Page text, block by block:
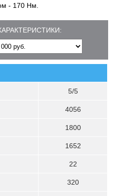
- 170 Нм.
5/5
4056
1800
1652
22
320